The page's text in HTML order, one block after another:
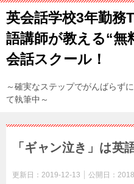
英会話学校3年勤務
語講師が教える“無
会話スクール！
～確実なステップでがんばらず
て執筆中～
「ギャン泣き」は英
更新日： 2019-12-13 公開日：